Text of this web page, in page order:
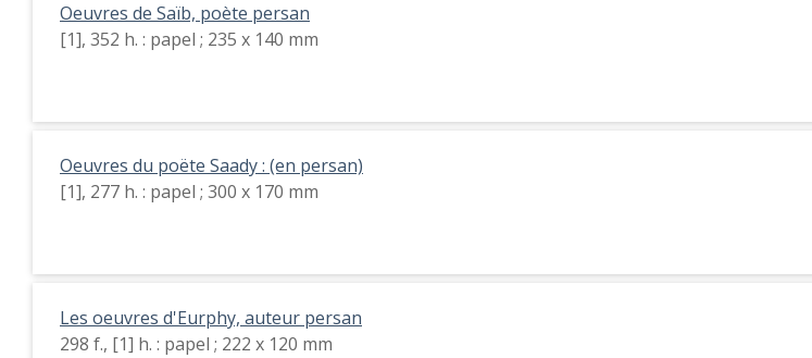
Oeuvres de Saïb, poète persan
[1], 352 h. : papel ; 235 x 140 mm
Oeuvres du poëte Saady : (en persan)
[1], 277 h. : papel ; 300 x 170 mm
Les oeuvres d'Eurphy, auteur persan
298 f., [1] h. : papel ; 222 x 120 mm